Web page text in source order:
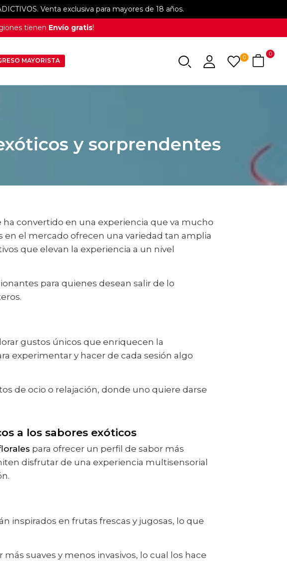
Venta exclusiva para mayores de 18 años.
tienen Envío gratis!
MAYORISTA 0 0
y sorprendentes
ha convertido en una experiencia que va mucho
en el mercado ofrecen una variedad tan amplia
que elevan la experiencia a un nivel
para quienes desean salir de lo
gustos únicos que enriquecen la
experimentar y hacer de cada sesión algo
de ocio o relajación, donde uno quiere darse
a los sabores exóticos
para ofrecer un perfil de sabor más
disfrutar de una experiencia multisensorial
inspirados en frutas frescas y jugosas, lo que
suaves y menos invasivos, lo cual los hace